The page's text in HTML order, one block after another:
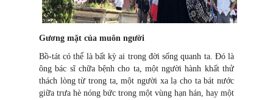
Gương mặt của muôn người
Bồ-tát có thể là bất kỳ ai trong đời sống quanh ta. Đó là
ông bác sĩ chữa bệnh cho ta, một người hành khất thử
thách lòng từ trong ta, một người xa lạ cho ta bát nước
giữa trưa hè nóng bức trong một vùng hạn hán, hay một